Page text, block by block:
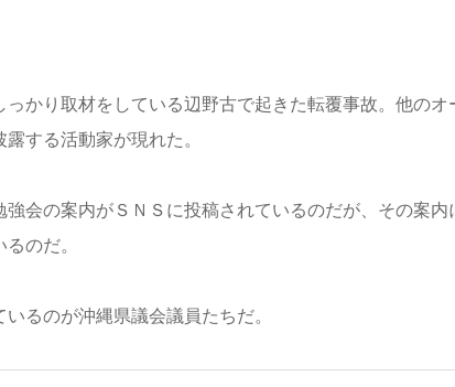
っかり取材をしている辺野古で起きた転覆事故。他の
する活動家が現れた。
強会の案内がＳＮＳに投稿されているのだが、その案内
のだ。
るのが沖縄県議会議員たちだ。